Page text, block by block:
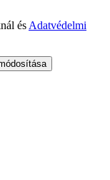
és Adatvédelmi